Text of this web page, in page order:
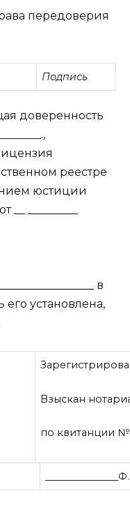
передоверия
Подпись
доверенность
реестре
юстиции
_________
в
установлена,
Взыскан
по квитанции №